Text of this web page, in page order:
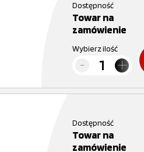
Dostępność
Towar na
zamówienie
Wybierz ilość
Dostępność
Towar na
zamówienie